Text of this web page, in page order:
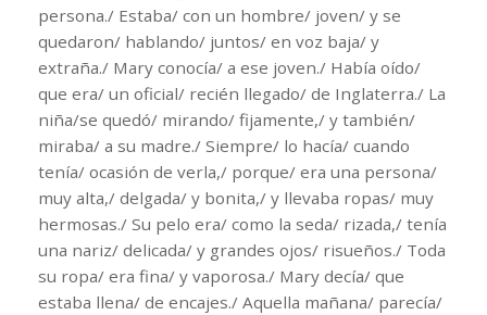
persona./ Estaba/ con un hombre/ joven/ y se
quedaron/ hablando/ juntos/ en voz baja/ y
extraña./ Mary conocía/ a ese joven./ Había oído/
que era/ un oficial/ recién llegado/ de Inglaterra./ La
niña/se quedó/ mirando/ fijamente,/ y también/
miraba/ a su madre./ Siempre/ lo hacía/ cuando
tenía/ ocasión de verla,/ porque/ era una persona/
muy alta,/ delgada/ y bonita,/ y llevaba ropas/ muy
hermosas./ Su pelo era/ como la seda/ rizada,/ tenía
una nariz/ delicada/ y grandes ojos/ risueños./ Toda
su ropa/ era fina/ y vaporosa./ Mary decía/ que
estaba llena/ de encajes./ Aquella mañana/ parecía/